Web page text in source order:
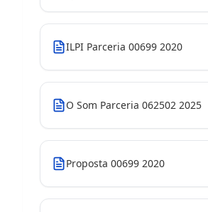
ILPI Parceria 00699 2020
O Som Parceria 062502 2025
Proposta 00699 2020